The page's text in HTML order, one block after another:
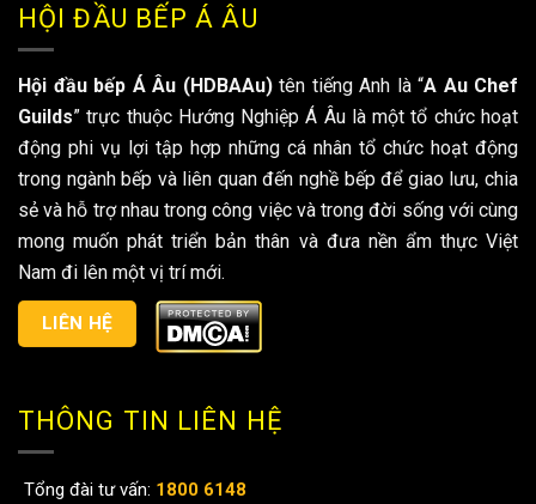
HỘI ĐẦU BẾP Á ÂU
Hội đầu bếp Á Âu (HDBAAu)tên tiếng Anh là “A Au Chef
Guilds” trực thuộc Hướng Nghiệp Á Âu là một tổ chức hoạt
động phi vụ lợi tập hợp những cá nhân tổ chức hoạt động
trong ngành bếp và liên quan đến nghề bếp để giao lưu, chia
sẻ và hỗ trợ nhau trong công việc và trong đời sống với cùng
mong muốn phát triển bản thân và đưa nền ẩm thực Việt
Nam đi lên một vị trí mới.
LIÊN HỆ
THÔNG TIN LIÊN HỆ
Tổng đài tư vấn: 1800 6148